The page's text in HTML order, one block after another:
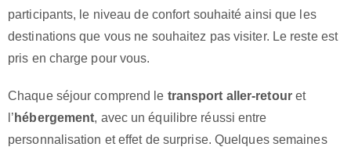
participants, le niveau de confort souhaité ainsi que les
destinations que vous ne souhaitez pas visiter. Le reste est
pris en charge pour vous.
Chaque séjour comprend le transport aller-retouret
l’ hébergement, avec un équilibre réussi entre
personnalisation et effet de surprise. Quelques semaines